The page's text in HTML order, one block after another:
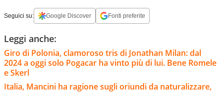
Seguici su: Google Discover Fonti preferite
Leggi anche:
Giro di Polonia, clamoroso tris di Jonathan Milan: dal
2024 a oggi solo Pogacar ha vinto più di lui. Bene Romele
e Skerl
Italia, Mancini ha ragione sugli oriundi da naturalizzare,